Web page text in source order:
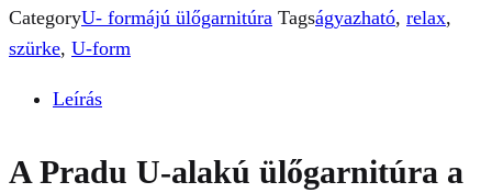
CategoryU- formájú ülőgarnitúra Tagságyazható, relax,
szürke, U-form
Leírás
A Pradu U-alakú ülőgarnitúra a